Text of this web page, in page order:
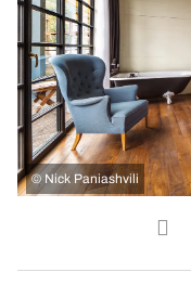
© Nick Paniashvili